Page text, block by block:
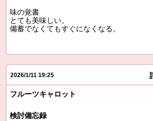
味の覚書
とても美味しい。
備蓄でなくてもすぐになくなる。
2026/1/11 19:25
フルーツキャロット
検討備忘録